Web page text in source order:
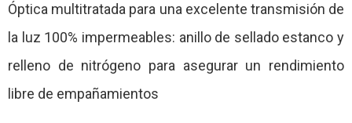
Óptica multitratada para una excelente transmisión de
la luz 100% impermeables: anillo de sellado estanco y
relleno de nitrógeno para asegurar un rendimiento
libre de empañamientos